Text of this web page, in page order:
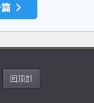
回顶部